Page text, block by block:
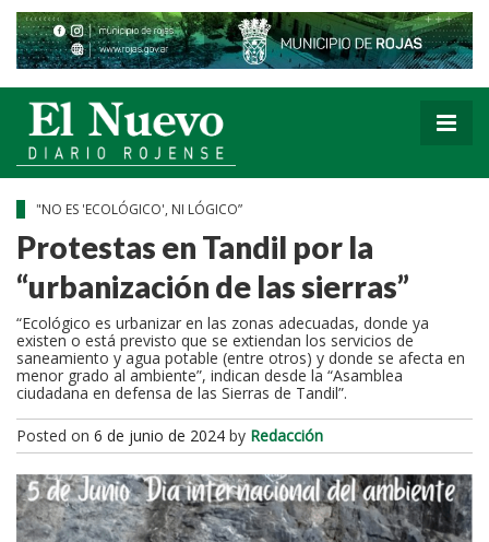
"NO ES 'ECOLÓGICO', NI LÓGICO”
Protestas en Tandil por la
“urbanización de las sierras”
“Ecológico es urbanizar en las zonas adecuadas, donde ya
existen o está previsto que se extiendan los servicios de
saneamiento y agua potable (entre otros) y donde se afecta en
menor grado al ambiente”, indican desde la “Asamblea
ciudadana en defensa de las Sierras de Tandil”.
Posted on 6 de junio de 2024 by Redacción